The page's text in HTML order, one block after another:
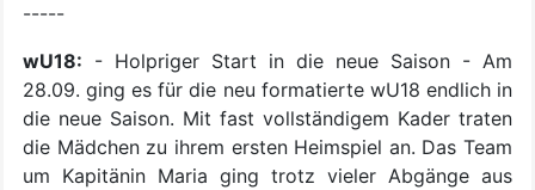
-----
wU18: - Holpriger Start in die neue Saison - Am
28.09. ging es für die neu formatierte wU18 endlich in
die neue Saison. Mit fast vollständigem Kader traten
die Mädchen zu ihrem ersten Heimspiel an. Das Team
um Kapitänin Maria ging trotz vieler Abgänge aus